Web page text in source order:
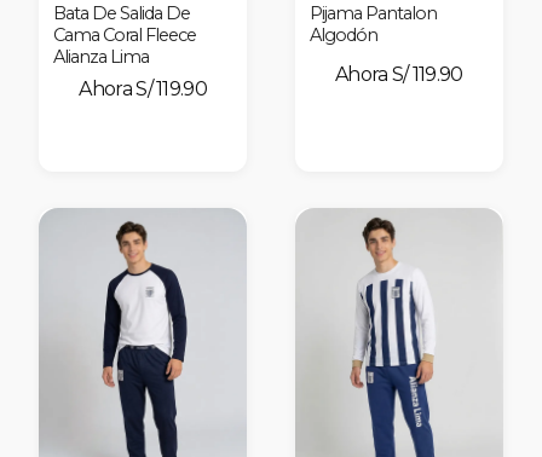
Bata De Salida De
Cama Coral Fleece
Alianza Lima
S/ 119.90
Pijama Pantalon
Algodón
S/ 119.90